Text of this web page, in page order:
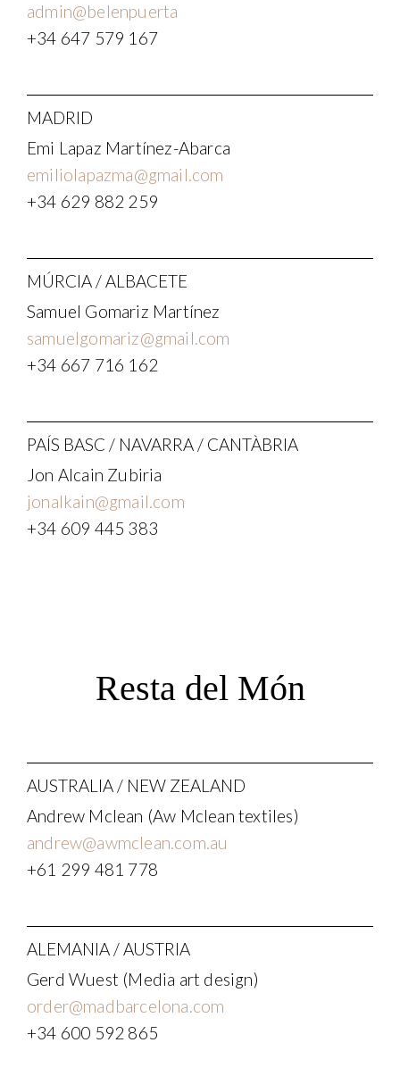
admin@belenpuerta
+34 647 579 167
MADRID
Emi Lapaz Martínez-Abarca
emiliolapazma@gmail.com
+34 629 882 259
MÚRCIA / ALBACETE
Samuel Gomariz Martínez
samuelgomariz@gmail.com
+34 667 716 162
PAÍS BASC / NAVARRA / CANTÀBRIA
Jon Alcain Zubiria
jonalkain@gmail.com
+34 609 445 383
Resta del Món
AUSTRALIA / NEW ZEALAND
Andrew Mclean (Aw Mclean textiles)
andrew@awmclean.com.au
+61 299 481 778
ALEMANIA / AUSTRIA
Gerd Wuest (Media art design)
order@madbarcelona.com
+34 600 592 865